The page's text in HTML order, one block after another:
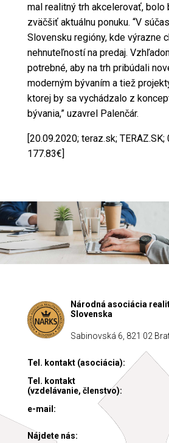
mal realitný trh akcelerovať, bolo
zväčšiť aktuálnu ponuku. “V
Slovensku regióny, kde výrazne
nehnuteľností na predaj.
potrebné, aby na trh pribúdali
moderným bývaním a tiež
ktorej by sa vychádzalo z
bývania,” uzavrel Palenčár.
[20.09.2020; teraz.sk; TERAZ.SK;
177.83€]
Národná asociácia
Slovenska
Sabinovská 6, 821 02
Tel. kontakt (asociácia):
Tel. kontakt
(vzdelávanie, členstvo):
e-mail:
Nájdete nás: